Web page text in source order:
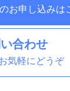
お申し込みは
合わせ
気軽にどうぞ